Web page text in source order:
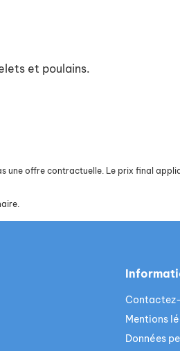
et poulains.
offre contractuelle. Le prix final
Mentions
Données